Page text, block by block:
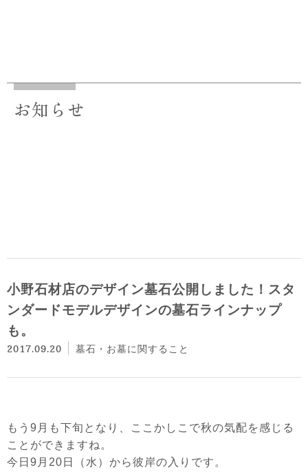
お知らせ
小野石材店のデザイン墓石公開しました！スタ
ンダードモデルデザインの墓石ラインナップ
も。
2017.09.20 墓石・お墓に関すること
もう9月も下旬となり、ここかしこで秋の気配を感じる
ことができますね。
今日9月20日
（水） から彼岸の入りです。